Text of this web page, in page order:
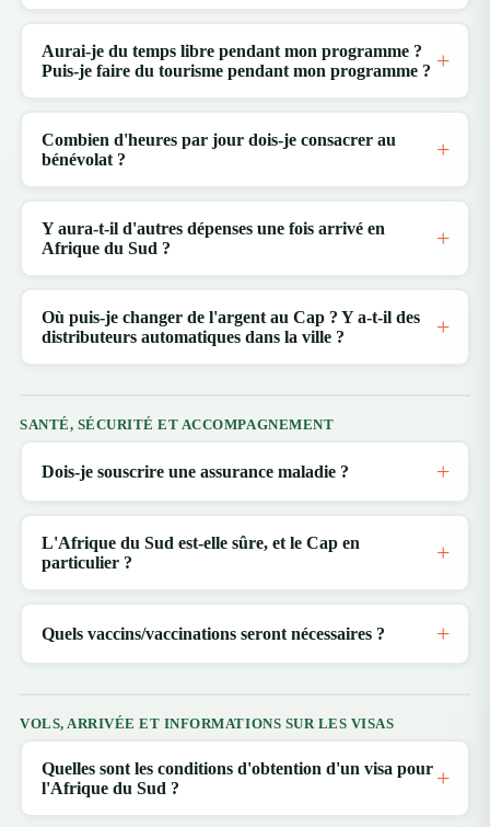
Aurai-je du temps libre pendant mon programme ?
Puis-je faire du tourisme pendant mon programme ?
Combien d'heures par jour dois-je consacrer au
bénévolat ?
Y aura-t-il d'autres dépenses une fois arrivé en
Afrique du Sud ?
Où puis-je changer de l'argent au Cap ? Y a-t-il des
distributeurs automatiques dans la ville ?
SANTÉ, SÉCURITÉ ET ACCOMPAGNEMENT
Dois-je souscrire une assurance maladie ?
L'Afrique du Sud est-elle sûre, et le Cap en
particulier ?
Quels vaccins/vaccinations seront nécessaires ?
VOLS, ARRIVÉE ET INFORMATIONS SUR LES VISAS
Quelles sont les conditions d'obtention d'un visa pour
l'Afrique du Sud ?